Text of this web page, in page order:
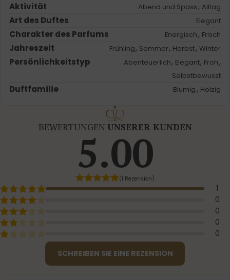
Aktivität Abend und Spass , Alltag
Art des Duftes Elegant
Charakter des Parfums Energisch , Frisch
Jahreszeit Frühling, Sommer, Herbst, Winter
Persönlichkeitstyp Abenteuerlich, Elegant, Froh ,
Selbstbewusst
Duftfamilie Blumig , Holzig
BEWERTUNGEN UNSERER KUNDEN
5.00
(1 Rezension)
1
0
0
0
0
SCHREIBEN SIE EINE REZENSION